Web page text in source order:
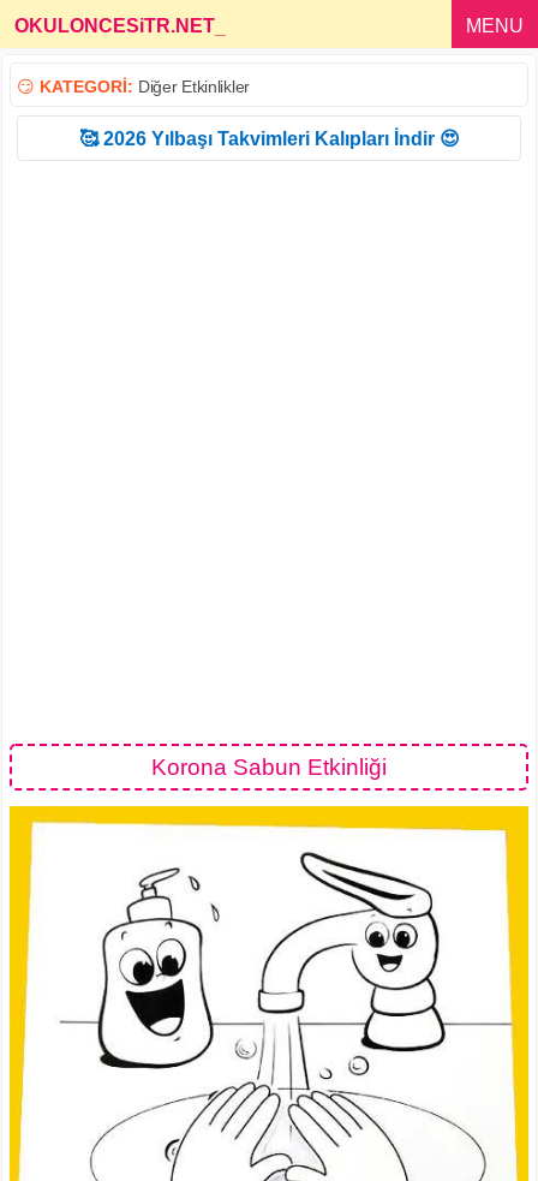
OKULONCESiTR.NET MENU
😏 KATEGORİ: Diğer Etkinlikler
🥰 2026 Yılbaşı Takvimleri Kalıpları İndir 😍
Korona Sabun Etkinliği